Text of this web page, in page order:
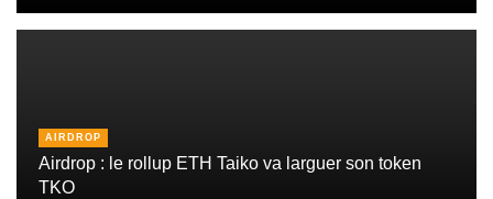
AIRDROP
Airdrop : le rollup ETH Taiko va larguer son token
TKO